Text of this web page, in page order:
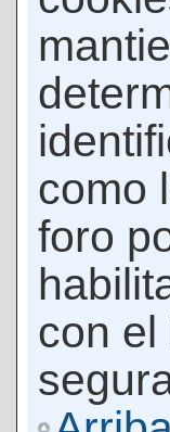
como
foro
con el